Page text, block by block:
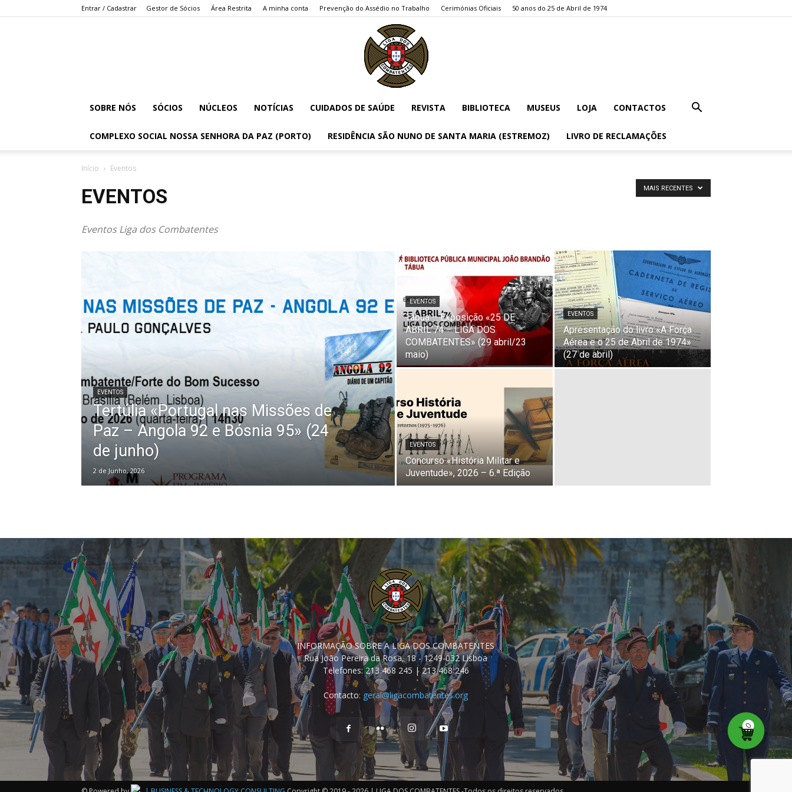
Entrar / Cadastrar Gestor de Sócios Área Restrita A minha conta Prevenção do Assédio no Trabalho Cerimónias Oficiais 50 anos do 25 de Abril de 1974
SOBRE NÓS SÓCIOS NÚCLEOS NOTÍCIAS CUIDADOS DE SAÚDE REVISTA BIBLIOTECA MUSEUS LOJA CONTACTOS
COMPLEXO SOCIAL NOSSA SENHORA DA PAZ (PORTO) RESIDÊNCIA SÃO NUNO DE SANTA MARIA (ESTREMOZ) LIVRO DE RECLAMAÇÕES
Início Eventos
EVENTOS
Eventos Liga dos Combatentes
MAIS RECENTES
EVENTOS
Tertúlia «Portugal nas Missões de
Paz – Angola 92 e Bósnia 95» (24
de junho)
2 de Junho, 2026
EVENTOS
Tábua – Exposição «25 DE
ABRIL’74 – LIGA DOS
COMBATENTES» (29 abril/23
maio)
EVENTOS
Apresentação do livro «A Força
Aérea e o 25 de Abril de 1974»
(27 de abril)
EVENTOS
Concurso «História Militar e
Juventude», 2026 – 6.ª Edição
INFORMAÇÃO SOBRE A LIGA DOS COMBATENTES
Rua João Pereira da Rosa, 18 - 1249-032 Lisboa
Telefones: 213 468 245 | 213 468 246
Contacto: geral@ligacombatentes.org
0